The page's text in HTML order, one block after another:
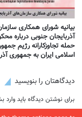
بیانیه شورای همکاری
آذربایجان جنوبی درباره
حمله تجاوزکارانه رژیم
اسلامی ایران به جمهوری
دیدگاهتان را بنویسید
برای نوشتن دیدگاه باید وارد